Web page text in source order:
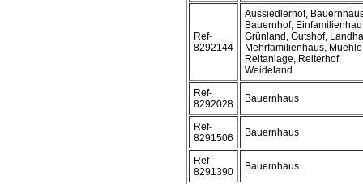
Ref-
8292144
Aussiedlerhof,
Bauernhof,
Grünland, Gutshof,
Mehrfamilienhaus,
Reitanlage, Reiterhof,
Weideland
Ref-
8292028
Bauernhaus
Ref-
8291506
Bauernhaus
Ref-
8291390
Bauernhaus